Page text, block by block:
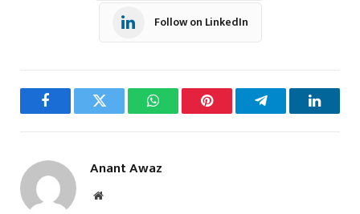
Follow on LinkedIn
FacebookTwitter WhatsAppPinterest Telegram
Anant Awaz
Website